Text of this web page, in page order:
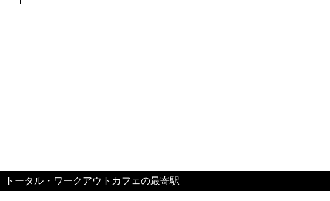
トータル・ワークアウトカフェの最寄駅